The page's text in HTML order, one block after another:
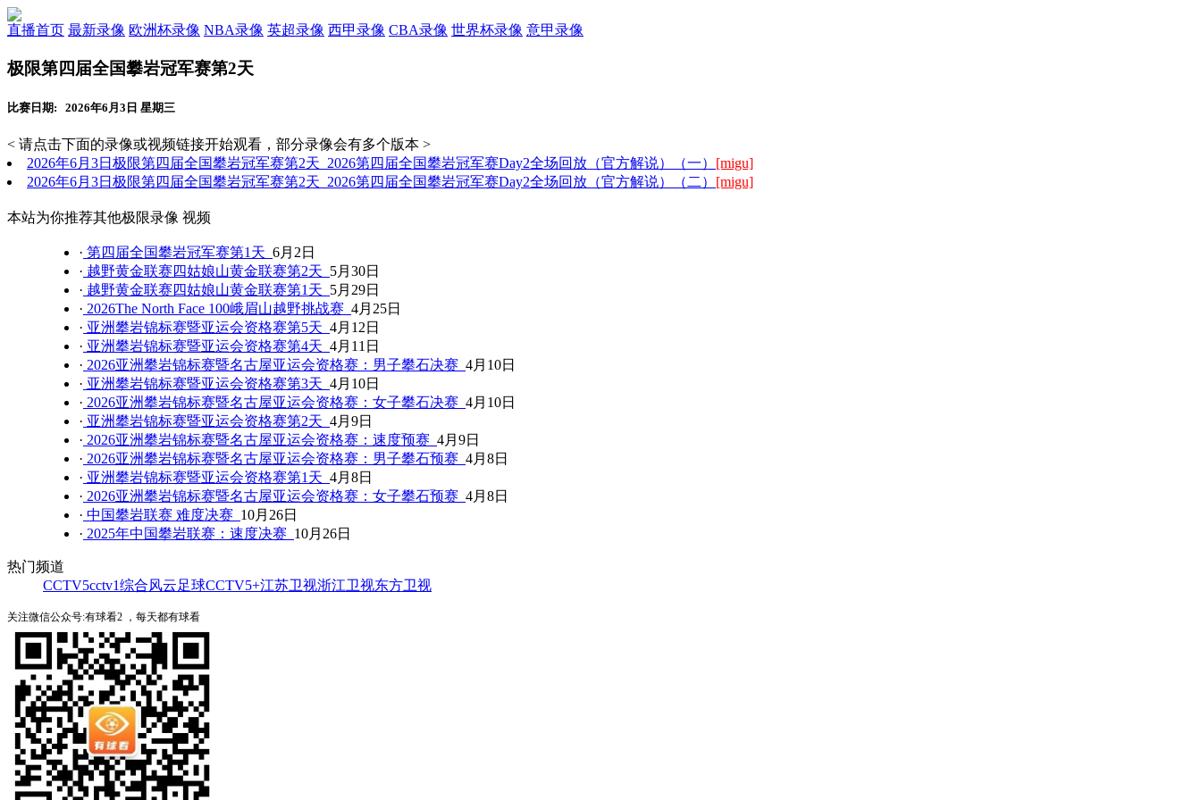
直播首页 最新录像 欧洲杯录像 NBA录像 英超录像 西甲录像 CBA录像 世界杯录像 意甲录像
极限第四届全国攀岩冠军赛第2天
比赛日期: 2026年6月3日 星期三
< 请点击下面的录像或视频链接开始观看，部分录像会有多个版本 >
2026年6月3日极限第四届全国攀岩冠军赛第2天 2026第四届全国攀岩冠军赛Day2全场回放（官方解说）（一） [migu]
2026年6月3日极限第四届全国攀岩冠军赛第2天 2026第四届全国攀岩冠军赛Day2全场回放（官方解说）（二） [migu]
本站为你推荐其他极限录像 视频
· 第四届全国攀岩冠军赛第1天 6月2日
· 越野黄金联赛四姑娘山黄金联赛第2天 5月30日
· 越野黄金联赛四姑娘山黄金联赛第1天 5月29日
· 2026The North Face 100峨眉山越野挑战赛 4月25日
· 亚洲攀岩锦标赛暨亚运会资格赛第5天 4月12日
· 亚洲攀岩锦标赛暨亚运会资格赛第4天 4月11日
· 2026亚洲攀岩锦标赛暨名古屋亚运会资格赛：男子攀石决赛 4月10日
· 亚洲攀岩锦标赛暨亚运会资格赛第3天 4月10日
· 2026亚洲攀岩锦标赛暨名古屋亚运会资格赛：女子攀石决赛 4月10日
· 亚洲攀岩锦标赛暨亚运会资格赛第2天 4月9日
· 2026亚洲攀岩锦标赛暨名古屋亚运会资格赛：速度预赛 4月9日
· 2026亚洲攀岩锦标赛暨名古屋亚运会资格赛：男子攀石预赛 4月8日
· 亚洲攀岩锦标赛暨亚运会资格赛第1天 4月8日
· 2026亚洲攀岩锦标赛暨名古屋亚运会资格赛：女子攀石预赛 4月8日
· 中国攀岩联赛 难度决赛 10月26日
· 2025年中国攀岩联赛：速度决赛 10月26日
热门频道
CCTV5cctv1综合风云足球CCTV5+江苏卫视浙江卫视东方卫视
关注微信公众号:有球看2 ，每天都有球看